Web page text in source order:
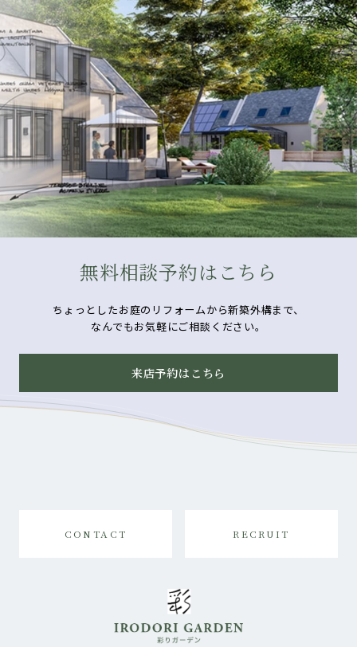
無料相談予約はこちら
ちょっとしたお庭のリフォームから新築外構まで、
なんでもお気軽にご相談ください。
来店予約はこちら
CONTACT RECRUIT